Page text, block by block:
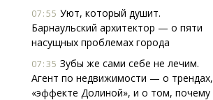
07:55 Уют, который душит.
Барнаульский архитектор — о пяти
насущных проблемах города
07:35 Зубы же сами себе не лечим.
Агент по недвижимости — о трендах,
«эффекте Долиной», и о том, почему